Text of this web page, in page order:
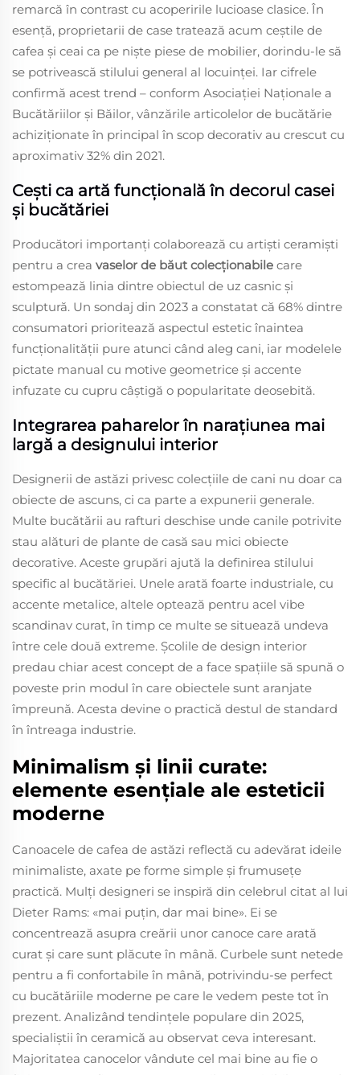
remarcă în contrast cu acoperirile lucioase clasice. În
esență, proprietarii de case tratează acum ceștile de
cafea și ceai ca pe niște piese de mobilier, dorindu-le să
se potrivească stilului general al locuinței. Iar cifrele
confirmă acest trend – conform Asociației Naționale a
Bucătăriilor și Băilor, vânzările articolelor de bucătărie
achiziționate în principal în scop decorativ au crescut cu
aproximativ 32% din 2021.
Cești ca artă funcțională în decorul casei
și bucătăriei
Producători importanți colaborează cu artiști ceramiști
pentru a crea vaselor de băut colecționabile care
estompează linia dintre obiectul de uz casnic și
sculptură. Un sondaj din 2023 a constatat că 68% dintre
consumatori prioritează aspectul estetic înaintea
funcționalității pure atunci când aleg cani, iar modelele
pictate manual cu motive geometrice și accente
infuzate cu cupru câștigă o popularitate deosebită.
Integrarea paharelor în narațiunea mai
largă a designului interior
Designerii de astăzi privesc colecțiile de cani nu doar ca
obiecte de ascuns, ci ca parte a expunerii generale.
Multe bucătării au rafturi deschise unde canile potrivite
stau alături de plante de casă sau mici obiecte
decorative. Aceste grupări ajută la definirea stilului
specific al bucătăriei. Unele arată foarte industriale, cu
accente metalice, altele optează pentru acel vibe
scandinav curat, în timp ce multe se situează undeva
între cele două extreme. Școlile de design interior
predau chiar acest concept de a face spațiile să spună o
poveste prin modul în care obiectele sunt aranjate
împreună. Acesta devine o practică destul de standard
în întreaga industrie.
Minimalism și linii curate:
elemente esențiale ale esteticii
moderne
Canoacele de cafea de astăzi reflectă cu adevărat ideile
minimaliste, axate pe forme simple și frumusețe
practică. Mulți designeri se inspiră din celebrul citat al lui
Dieter Rams: «mai puțin, dar mai bine». Ei se
concentrează asupra creării unor canoce care arată
curat și care sunt plăcute în mână. Curbele sunt netede
pentru a fi confortabile în mână, potrivindu-se perfect
cu bucătăriile moderne pe care le vedem peste tot în
prezent. Analizând tendințele populare din 2025,
specialiștii în ceramică au observat ceva interesant.
Majoritatea canocelor vândute cel mai bine au fie o